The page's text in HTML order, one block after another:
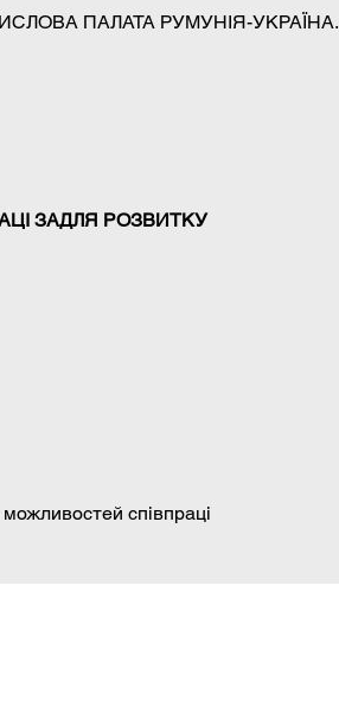
ПАЛАТА РУМУНІЯ-УКРАЇНА.
ЗАДЛЯ РОЗВИТКУ
співпраці